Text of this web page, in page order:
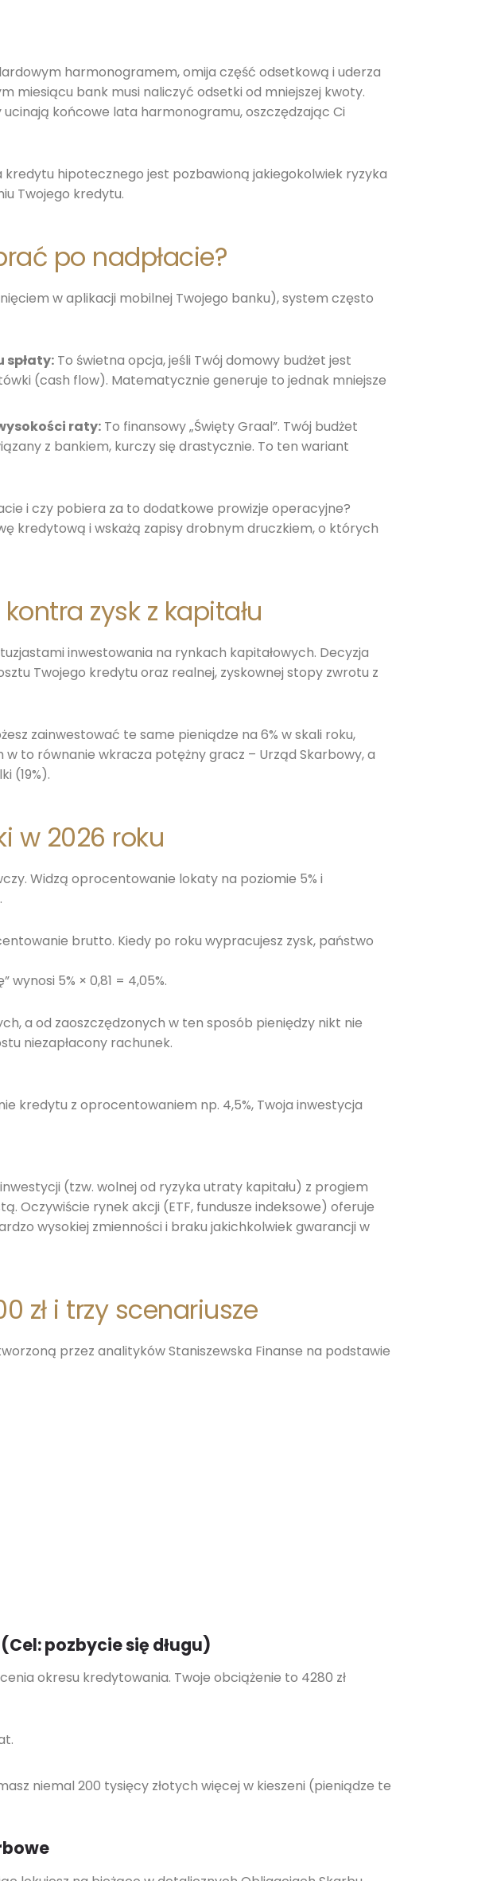
harmonogramem, omija część odsetkową i uderza
miesiącu bank musi naliczyć odsetki od mniejszej kwoty.
ucinają końcowe lata harmonogramu, oszczędzając Ci
hipotecznego jest pozbawioną jakiegokolwiek ryzyka
Twojego kredytu.
po nadpłacie?
w aplikacji mobilnej Twojego banku), system często
spłaty: To świetna opcja, jeśli Twój domowy budżet jest
(cash flow). Matematycznie generuje to jednak mniejsze
raty: To finansowy „Święty Graal”. Twój budżet
z bankiem, kurczy się drastycznie. To ten wariant
i czy pobiera za to dodatkowe prowizje operacyjne?
kredytową i wskażą zapisy drobnym druczkiem, o których
zysk z kapitału
inwestowania na rynkach kapitałowych. Decyzja
Twojego kredytu oraz realnej, zyskownej stopy zwrotu z
zainwestować te same pieniądze na 6% w skali roku,
w to równanie wkracza potężny gracz – Urząd Skarbowy, a
(19%).
w 2026 roku
Widzą oprocentowanie lokaty na poziomie 5% i
brutto. Kiedy po roku wypracujesz zysk, państwo
5% × 0,81 = 4,05%.
a od zaoszczędzonych w ten sposób pieniędzy nikt nie
niezapłacony rachunek.
kredytu z oprocentowaniem np. 4,5%, Twoja inwestycja
(tzw. wolnej od ryzyka utraty kapitału) z progiem
Oczywiście rynek akcji (ETF, fundusze indeksowe) oferuje
wysokiej zmienności i braku jakichkolwiek gwarancji w
zł i trzy scenariusze
przez analityków Staniszewska Finanse na podstawie
pozbycie się długu)
okresu kredytowania. Twoje obciążenie to 4280 zł
niemal 200 tysięcy złotych więcej w kieszeni (pieniądze te